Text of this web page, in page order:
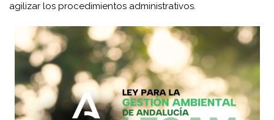
agilizar los procedimientos administrativos.